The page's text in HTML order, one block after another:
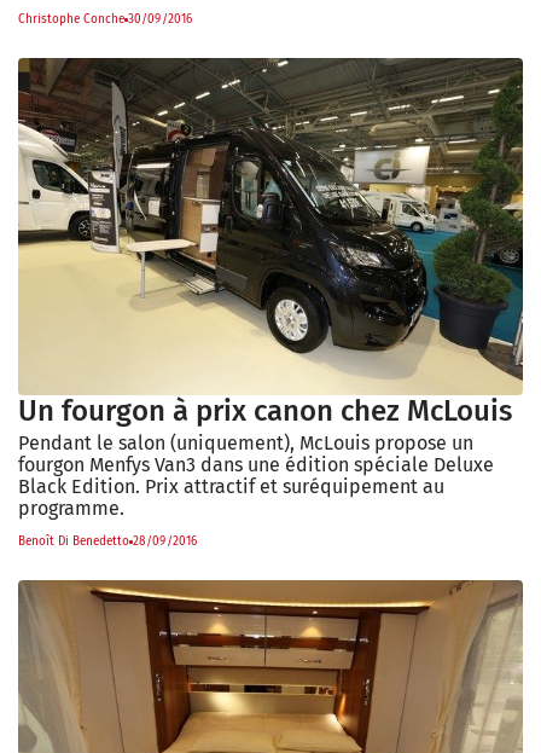
Christophe Conche 30/09/2016
Un fourgon à prix canon chez McLouis
Pendant le salon (uniquement), McLouis propose un
fourgon Menfys Van3 dans une édition spéciale Deluxe
Black Edition. Prix attractif et suréquipement au
programme.
Benoît Di Benedetto 28/09/2016